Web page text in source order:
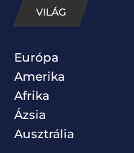
VILÁG
Európa
Amerika
Afrika
Ázsia
Ausztrália